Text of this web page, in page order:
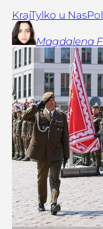
KrajTylko u Nas
Magdalena